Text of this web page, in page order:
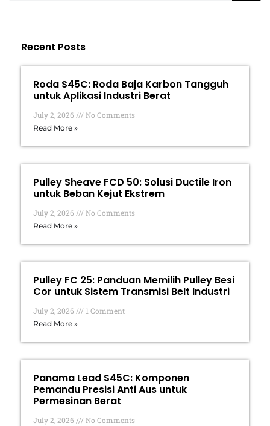
Recent Posts
Roda S45C: Roda Baja Karbon Tangguh
untuk Aplikasi Industri Berat
July 2, 2026 No Comments
Read More »
Pulley Sheave FCD 50: Solusi Ductile Iron
untuk Beban Kejut Ekstrem
July 2, 2026 No Comments
Read More »
Pulley FC 25: Panduan Memilih Pulley Besi
Cor untuk Sistem Transmisi Belt Industri
July 2, 2026 1 Comment
Read More »
Panama Lead S45C: Komponen
Pemandu Presisi Anti Aus untuk
Permesinan Berat
July 2, 2026 No Comments